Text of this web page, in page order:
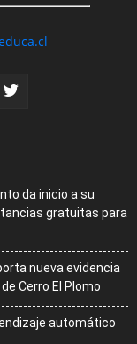
da inicio a su
gratuitas para
nueva evidencia
Cerro El Plomo
automático